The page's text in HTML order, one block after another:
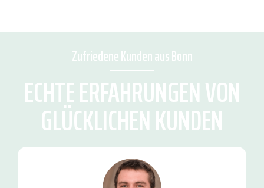
Zufriedene Kunden aus Bonn
ECHTE ERFAHRUNGEN VON
GLÜCKLICHEN KUNDEN